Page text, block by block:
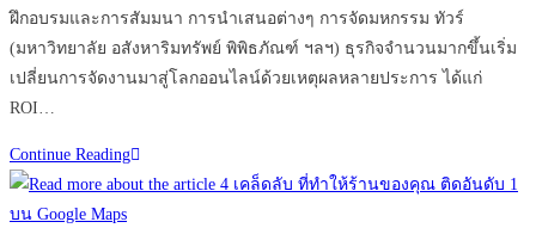
ฝึกอบรมและการสัมมนา การนำเสนอต่างๆ การจัดมหกรรม ทัวร์
(มหาวิทยาลัย อสังหาริมทรัพย์ พิพิธภัณฑ์ ฯลฯ) ธุรกิจจำนวนมากขึ้นเริ่ม
เปลี่ยนการจัดงานมาสู่โลกออนไลน์ด้วยเหตุผลหลายประการ ได้แก่
ROI…
Continue ReadingVirtual
Events